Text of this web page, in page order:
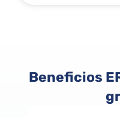
Beneficios